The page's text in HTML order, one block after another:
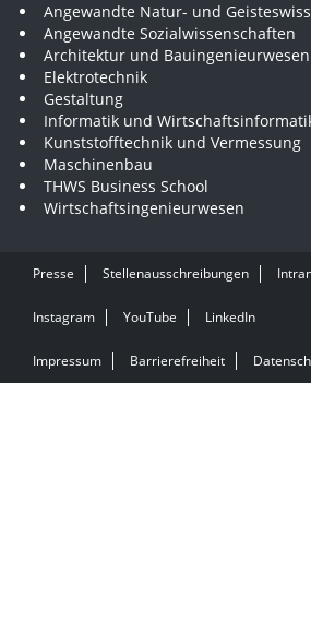
Angewandte Natur- und
Angewandte Sozialwissenschaften
Architektur und Bauingenieurwesen
Elektrotechnik
Gestaltung
Informatik und
Kunststofftechnik und Vermessung
Maschinenbau
THWS Business School
Wirtschaftsingenieurwesen
Presse Stellenausschreibungen
Instagram YouTube LinkedIn
Impressum Barrierefreiheit